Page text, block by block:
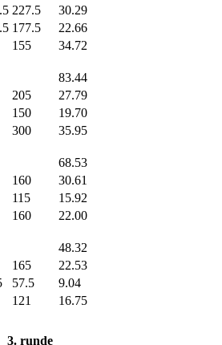
227.5
30.29
177.5
22.66
155 34.72
83.44
205
27.79
150
19.70
300 35.95
68.53
160
30.61
115
15.92
160 22.00
48.32
165
22.53
57.5
9.04
121
16.75
3. runde